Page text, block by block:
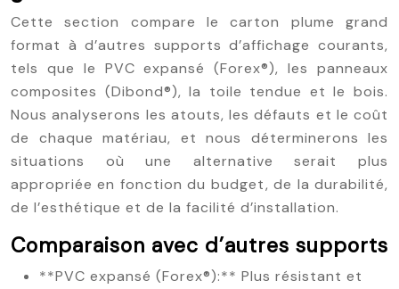
Cette section compare le carton plume grand
format à d’autres supports d’affichage courants,
tels que le PVC expansé (Forex®), les panneaux
composites (Dibond®), la toile tendue et le bois.
Nous analyserons les atouts, les défauts et le coût
de chaque matériau, et nous déterminerons les
situations où une alternative serait plus
appropriée en fonction du budget, de la durabilité,
de l’esthétique et de la facilité d’installation.
Comparaison avec d’autres supports
**PVC expansé (Forex®):** Plus résistant et